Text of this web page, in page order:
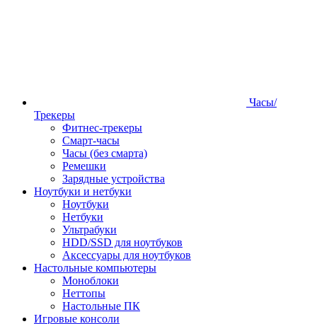
Часы/
Трекеры
Фитнес-трекеры
Смарт-часы
Часы (без смарта)
Ремешки
Зарядные устройства
Ноутбуки и нетбуки
Ноутбуки
Нетбуки
Ультрабуки
HDD/SSD для ноутбуков
Аксессуары для ноутбуков
Настольные компьютеры
Моноблоки
Неттопы
Настольные ПК
Игровые консоли